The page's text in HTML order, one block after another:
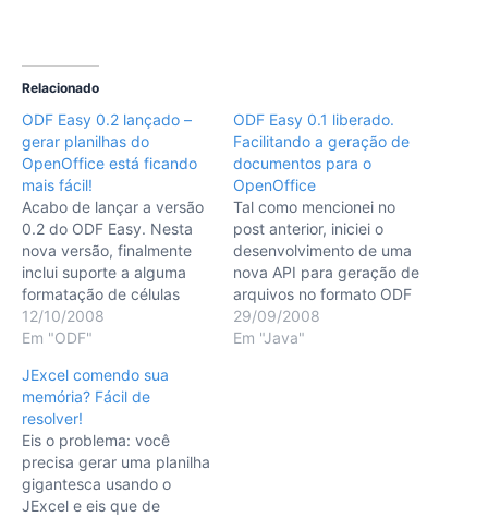
Relacionado
ODF Easy 0.2 lançado –
gerar planilhas do
OpenOffice está ficando
mais fácil!
Acabo de lançar a versão
0.2 do ODF Easy. Nesta
nova versão, finalmente
inclui suporte a alguma
formatação de células
(cor de fundo, fontes,
bordas, etc.) e iniciei o
suporte à criação de
gráficos também. Espero
que com este projeto,
possa ajudar aqueles que
passaram pelas mesmas
dificuldades…
12/10/2008
Em "ODF"
ODF Easy 0.1 liberado.
Facilitando a geração de
documentos para o
OpenOffice
Tal como mencionei no
post anterior, iniciei o
desenvolvimento de uma
nova API para geração de
arquivos no formato ODF
(os arquivos com os quais
o OpenOffice trabalha).
29/09/2008
Em "Java"
JExcel comendo sua
memória? Fácil de
resolver!
Eis o problema: você
precisa gerar uma planilha
gigantesca usando o
JExcel e eis que de